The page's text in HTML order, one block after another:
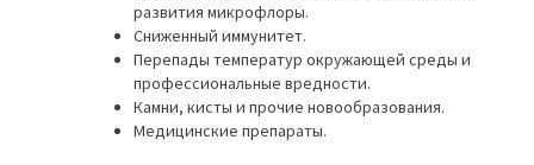
развития микрофлоры.
Сниженный иммунитет.
Перепады температур окружающей среды и
профессиональные вредности.
Камни, кисты и прочие новообразования.
Медицинские препараты.